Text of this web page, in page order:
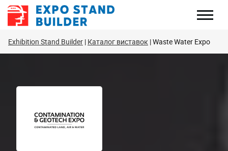
Перейти
Exhibition Stand Builder Каталог виставок Waste Water Expo